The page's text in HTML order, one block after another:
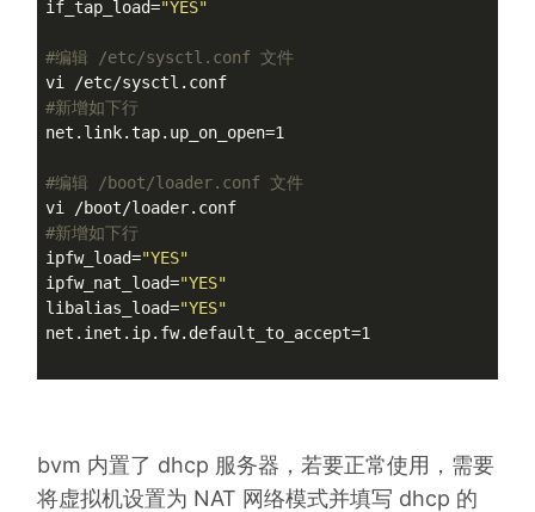
if_tap_load="YES"
#编辑 /etc/sysctl.conf 文件
#新增如下行
net.link.tap.up_on_open=1
#编辑 /boot/loader.conf 文件
#新增如下行
ipfw_load="YES"
ipfw_nat_load="YES"
libalias_load="YES"
net.inet.ip.fw.default_to_accept=1
bvm 内置了 dhcp 服务器，若要正常使用，需要
将虚拟机设置为 NAT 网络模式并填写 dhcp 的